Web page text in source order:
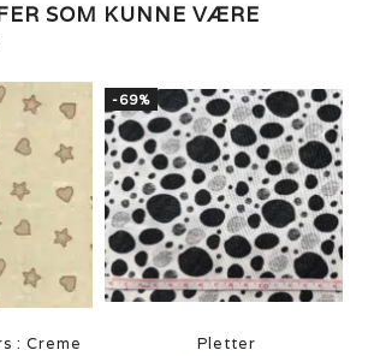
SOM KUNNE VÆRE
: Creme
-69%
Pletter